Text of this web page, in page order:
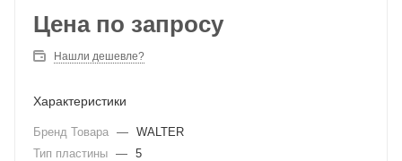
Цена по запросу
Нашли дешевле?
Характеристики
Бренд Товара — WALTER
Тип пластины — 5